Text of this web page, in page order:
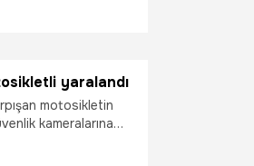
yaralandı
motosikletin
kameralarına